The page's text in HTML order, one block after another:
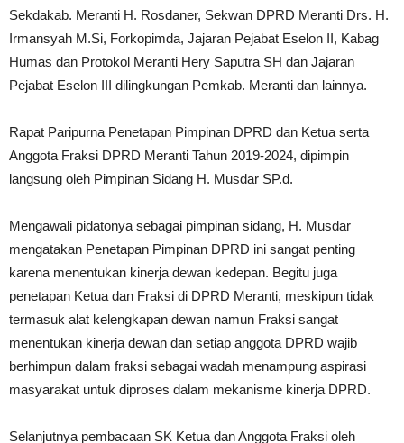
Sekdakab. Meranti H. Rosdaner, Sekwan DPRD Meranti Drs. H.
Irmansyah M.Si, Forkopimda, Jajaran Pejabat Eselon II, Kabag
Humas dan Protokol Meranti Hery Saputra SH dan Jajaran
Pejabat Eselon III dilingkungan Pemkab. Meranti dan lainnya.
Rapat Paripurna Penetapan Pimpinan DPRD dan Ketua serta
Anggota Fraksi DPRD Meranti Tahun 2019-2024, dipimpin
langsung oleh Pimpinan Sidang H. Musdar SP.d.
Mengawali pidatonya sebagai pimpinan sidang, H. Musdar
mengatakan Penetapan Pimpinan DPRD ini sangat penting
karena menentukan kinerja dewan kedepan. Begitu juga
penetapan Ketua dan Fraksi di DPRD Meranti, meskipun tidak
termasuk alat kelengkapan dewan namun Fraksi sangat
menentukan kinerja dewan dan setiap anggota DPRD wajib
berhimpun dalam fraksi sebagai wadah menampung aspirasi
masyarakat untuk diproses dalam mekanisme kinerja DPRD.
Selanjutnya pembacaan SK Ketua dan Anggota Fraksi oleh